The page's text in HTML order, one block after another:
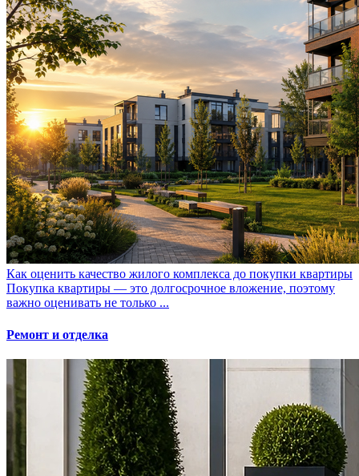
Как оценить качество жилого комплекса до покупки квартиры
Покупка квартиры — это долгосрочное вложение, поэтому
важно оценивать не только ...
Ремонт и отделка